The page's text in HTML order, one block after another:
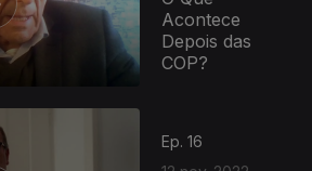
Acontece
Depois das
COP?
Ep. 16